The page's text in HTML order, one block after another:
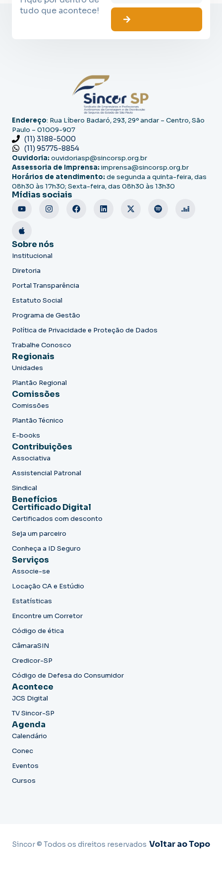
tudo que acontece!
Endereço: Rua Líbero Badaró, 293, 29º andar – Centro, São
Paulo – 01009-907
(11) 3188-5000
(11) 95775-8854
Ouvidoria: ouvidoriasp@sincorsp.org.br
Assessoria de Imprensa: imprensa@sincorsp.org.br
Horários de atendimento: de segunda a quinta-feira, das
08h30 às 17h30; Sexta-feira, das 08h30 às 13h30
Mídias sociais
Sobre nós
Institucional
Diretoria
Portal Transparência
Estatuto Social
Programa de Gestão
Política de Privacidade e Proteção de Dados
Trabalhe Conosco
Regionais
Unidades
Plantão Regional
Comissões
Comissões
Plantão Técnico
E-books
Contribuições
Associativa
Assistencial Patronal
Sindical
Benefícios
Certificado Digital
Certificados com desconto
Seja um parceiro
Conheça a ID Seguro
Serviços
Associe-se
Locação CA e Estúdio
Estatísticas
Encontre um Corretor
Código de ética
CâmaraSIN
Credicor-SP
Código de Defesa do Consumidor
Acontece
JCS Digital
TV Sincor-SP
Agenda
Calendário
Conec
Eventos
Cursos
Sincor © Todos os direitos reservados Voltar ao Topo